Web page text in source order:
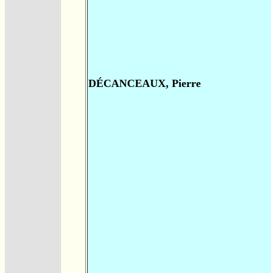
DÉCANCEAUX, Pierre